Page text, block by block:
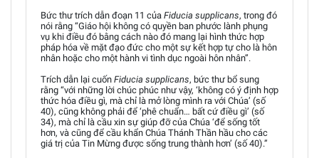
Bức thư trích dẫn đoạn 11 của Fiducia supplicans, trong đó
nói rằng “Giáo hội không có quyền ban phước lành phụng
vụ khi điều đó bằng cách nào đó mang lại hình thức hợp
pháp hóa về mặt đạo đức cho một sự kết hợp tự cho là hôn
nhân hoặc cho một hành vi tình dục ngoài hôn nhân”.
Trích dẫn lại cuốn Fiducia supplicans, bức thư bổ sung
rằng “với những lời chúc phúc như vậy, ‘không có ý định hợp
thức hóa điều gì, mà chỉ là mở lòng mình ra với Chúa’ (số
40), cũng không phải để ‘phê chuẩn… bất cứ điều gì’ (số
34), mà chỉ là cầu xin sự giúp đỡ của Chúa ‘để sống tốt
hơn, và cũng để cầu khẩn Chúa Thánh Thần hầu cho các
giá trị của Tin Mừng được sống trung thành hơn’ (số 40).”